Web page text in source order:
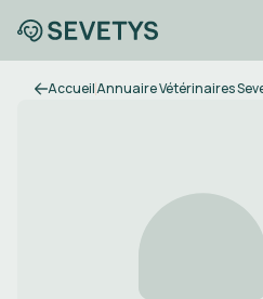
AccueilAnnuaire Vétérinaires